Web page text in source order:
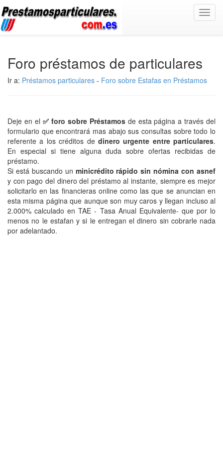
Foro préstamos de particulares
Ir a: Préstamos particulares - Foro sobre Estafas en Préstamos
Deje en el ✅ foro sobre Préstamosde esta página a través del
formulario que encontrará mas abajo sus consultas sobre todo lo
referente a los créditos de dinero urgente entre particulares.
En especial si tiene alguna duda sobre ofertas recibidas de
préstamo.
Si está buscando un minicrédito rápido sin nómina con asnef
y con pago del dinero del préstamo al instante, siempre es mejor
solicitarlo en las financieras online como las que se anuncian en
esta misma página que aunque son muy caros y llegan incluso al
2.000% calculado en TAE - Tasa Anual Equivalente- que por lo
menos no le estafan y si le entregan el dinero sin cobrarle nada
por adelantado.